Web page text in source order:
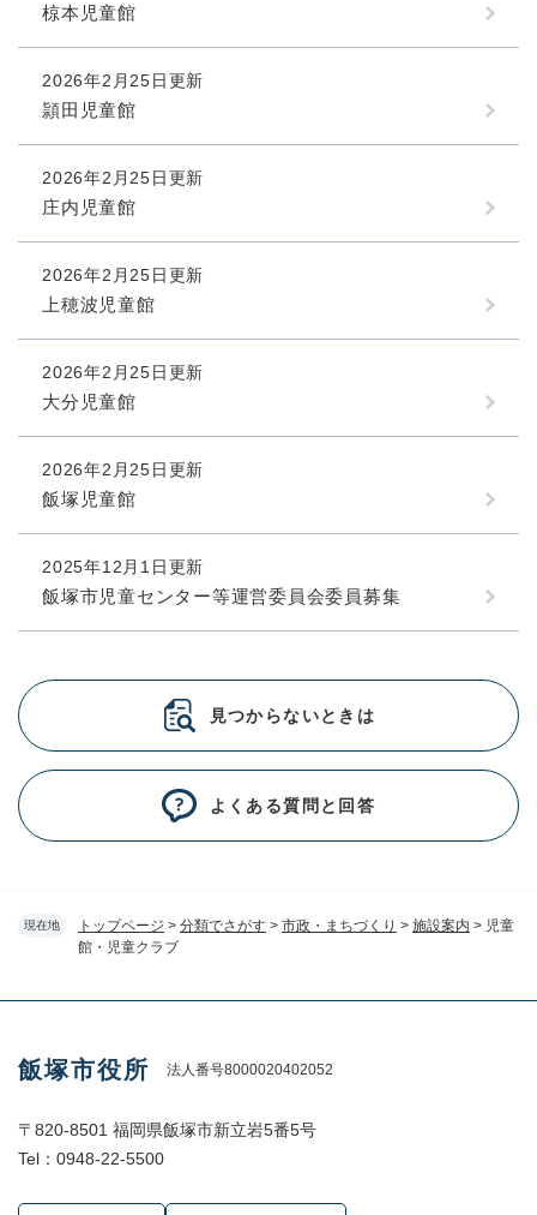
現在地 トップページ > 分類でさがす > 市政・まちづくり > 施設案内 > 児童
館・児童クラブ
椋本児童館
2026年2月25日更新
頴田児童館
2026年2月25日更新
庄内児童館
2026年2月25日更新
上穂波児童館
2026年2月25日更新
大分児童館
2026年2月25日更新
飯塚児童館
2025年12月1日更新
飯塚市児童センター等運営委員会委員募集
見つからないときは
よくある質問と回答
飯塚市役所 法人番号8000020402052
〒820-8501 福岡県飯塚市新立岩5番5号
Tel：0948-22-5500